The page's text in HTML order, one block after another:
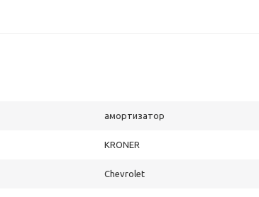
амортизатор
KRONER
Chevrolet